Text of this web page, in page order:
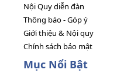
Nội Quy diễn đàn
Thông báo - Góp ý
Giới thiệu & Nội quy
Chính sách bảo mật
Mục Nổi Bật